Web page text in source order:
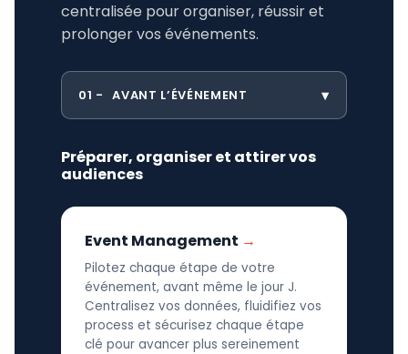
centralisée pour organiser, réussir et
prolonger vos événements.
01 AVANT L’ÉVÉNEMENT
Préparer, organiser et attirer vos
audiences
Event Management
Pilotez chaque étape de votre
événement, avant même le jour J.
Centralisez vos données, fluidifiez vos
process et sécurisez chaque étape
clé pour avancer plus sereinement